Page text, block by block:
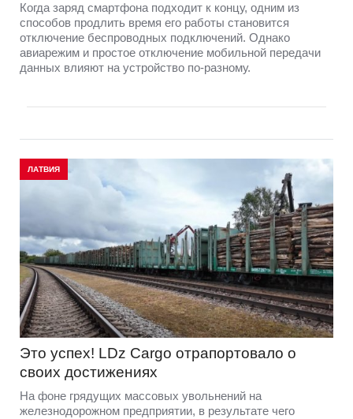
Когда заряд смартфона подходит к концу, одним из
способов продлить время его работы становится
отключение беспроводных подключений. Однако
авиарежим и простое отключение мобильной передачи
данных влияют на устройство по-разному.
ЛАТВИЯ
Это успех! LDz Cargo отрапортовало о
своих достижениях
На фоне грядущих массовых увольнений на
железнодорожном предприятии, в результате чего